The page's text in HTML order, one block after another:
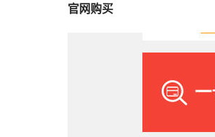
官网购买